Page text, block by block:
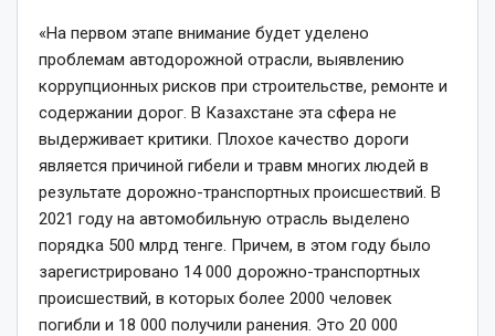
«На первом этапе внимание будет уделено
проблемам автодорожной отрасли, выявлению
коррупционных рисков при строительстве, ремонте и
содержании дорог. В Казахстане эта сфера не
выдерживает критики. Плохое качество дороги
является причиной гибели и травм многих людей в
результате дорожно-транспортных происшествий. В
2021 году на автомобильную отрасль выделено
порядка 500 млрд тенге. Причем, в этом году было
зарегистрировано 14 000 дорожно-транспортных
происшествий, в которых более 2000 человек
погибли и 18 000 получили ранения. Это 20 000